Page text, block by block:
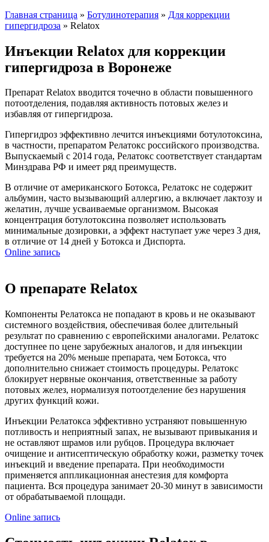
Главная страница » Ботулинотерапия » Для коррекции
гипергидроза » Relatox
Инъекции Relatox для коррекции
гипергидроза в Воронеже
Препарат Relatox вводится точечно в области повышенного
потоотделения, подавляя активность потовых желез и
избавляя от гипергидроза.
Гипергидроз эффективно лечится инъекциями ботулотоксина,
в частности, препаратом Релатокс российского производства.
Выпускаемый с 2014 года, Релатокс соответствует стандартам
Минздрава РФ и имеет ряд преимуществ.
В отличие от американского Ботокса, Релатокс не содержит
альбумин, часто вызывающий аллергию, а включает лактозу и
желатин, лучше усваиваемые организмом. Высокая
концентрация ботулотоксина позволяет использовать
минимальные дозировки, а эффект наступает уже через 3 дня,
в отличие от 14 дней у Ботокса и Диспорта.
Online запись
О препарате Relatox
Компоненты Релатокса не попадают в кровь и не оказывают
системного воздействия, обеспечивая более длительный
результат по сравнению с европейскими аналогами. Релатокс
доступнее по цене зарубежных аналогов, и для инъекции
требуется на 20% меньше препарата, чем Ботокса, что
дополнительно снижает стоимость процедуры. Релатокс
блокирует нервные окончания, ответственные за работу
потовых желез, нормализуя потоотделение без нарушения
других функций кожи.
Инъекции Релатокса эффективно устраняют повышенную
потливость и неприятный запах, не вызывают привыкания и
не оставляют шрамов или рубцов. Процедура включает
очищение и антисептическую обработку кожи, разметку точек
инъекций и введение препарата. При необходимости
применяется аппликационная анестезия для комфорта
пациента. Вся процедура занимает 20-30 минут в зависимости
от обрабатываемой площади.
Online запись